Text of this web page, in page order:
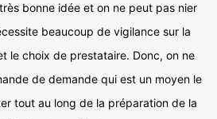
bonne idée et on ne peut pas nier
beaucoup de vigilance sur la
le choix de prestataire. Donc, on ne
de demande qui est un moyen le
tout au long de la préparation de la